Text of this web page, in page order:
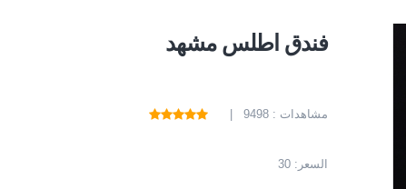
فندق اطلس مشهد
مشاهدات : 9498 |
السعر:30